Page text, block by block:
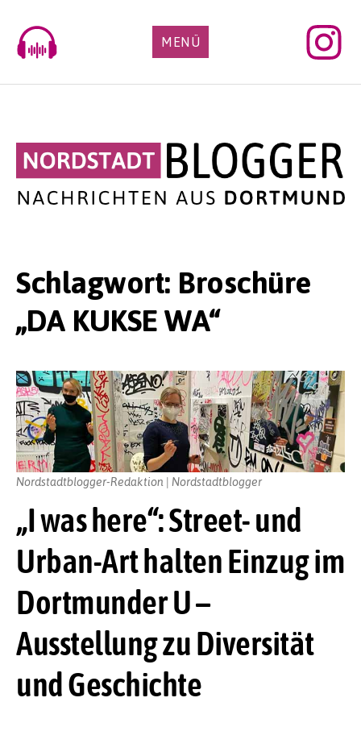
content
MENÜ
Schlagwort: Broschüre
„DA KUKSE WA“
„I was here“: Street- und
Urban-Art halten Einzug im
Dortmunder U –
Ausstellung zu Diversität
und Geschichte
Nordstadtblogger-Redaktion | Nordstadtblogger